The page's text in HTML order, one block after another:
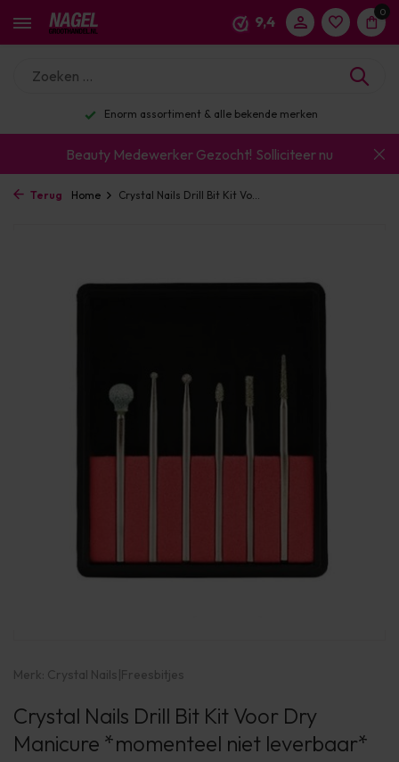
9,4
0
Enorm assortiment & alle bekende merken
Beauty Medewerker Gezocht! Solliciteer nu
Terug Home Crystal Nails Drill Bit Kit Vo...
Merk: Crystal Nails|Freesbitjes
Crystal Nails Drill Bit Kit Voor Dry
Manicure *momenteel niet leverbaar*